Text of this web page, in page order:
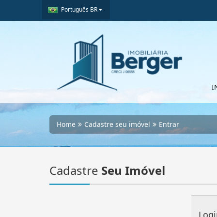
Português BR
Home Cadastre seu imóvel Entrar
Cadastre Seu Imóvel